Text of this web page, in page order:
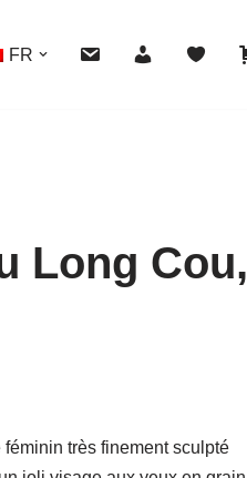
FR
HOVER
Long Cou,
très finement sculpté